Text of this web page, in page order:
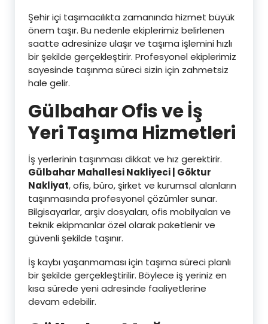
Şehir içi taşımacılıkta zamanında hizmet büyük
önem taşır. Bu nedenle ekiplerimiz belirlenen
saatte adresinize ulaşır ve taşıma işlemini hızlı
bir şekilde gerçekleştirir. Profesyonel ekiplerimiz
sayesinde taşınma süreci sizin için zahmetsiz
hale gelir.
GülbaharOfis ve İş
Yeri Taşıma Hizmetleri
İş yerlerinin taşınması dikkat ve hız gerektirir.
Gülbahar Mahallesi Nakliyeci | Göktur
Nakliyat, ofis, büro, şirket ve kurumsal alanların
taşınmasında profesyonel çözümler sunar.
Bilgisayarlar, arşiv dosyaları, ofis mobilyaları ve
teknik ekipmanlar özel olarak paketlenir ve
güvenli şekilde taşınır.
İş kaybı yaşanmaması için taşıma süreci planlı
bir şekilde gerçekleştirilir. Böylece iş yeriniz en
kısa sürede yeni adresinde faaliyetlerine
devam edebilir.